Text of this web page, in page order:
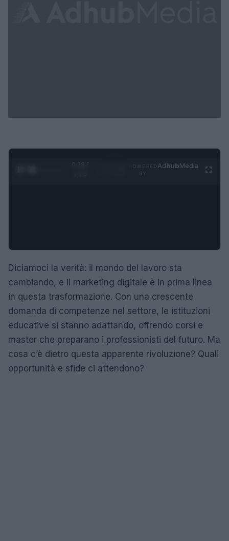
0:29 /
AdhubMedia
Diciamoci la verità: il mondo del lavoro sta
cambiando, e il marketing digitale è in prima linea
in questa trasformazione. Con una crescente
domanda di competenze nel settore, le istituzioni
educative si stanno adattando, offrendo corsi e
master che preparano i professionisti del futuro. Ma
cosa c’è dietro questa apparente rivoluzione? Quali
opportunità e sfide ci attendono?